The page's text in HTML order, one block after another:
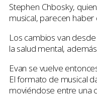
Stephen Chbosky,
musical, parecen
Los cambios van
la salud mental,
Evan se vuelve
El formato de musical
moviéndose entre una